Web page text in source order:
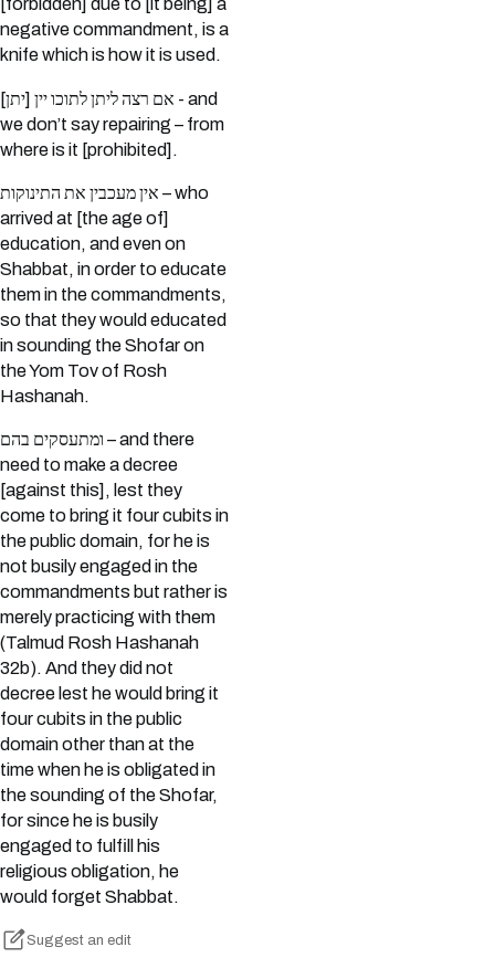
[forbidden] due to [it being] a
negative commandment, is a
knife which is how it is used.
אם רצה ליתן לתוכו יין [יתן] - and
we don’t say repairing – from
where is it [prohibited].
אין מעכבין את התינוקות – who
arrived at [the age of]
education, and even on
Shabbat, in order to educate
them in the commandments,
so that they would educated
in sounding the Shofar on
the Yom Tov of Rosh
Hashanah.
ומתעסקים בהם – and there
need to make a decree
[against this], lest they
come to bring it four cubits in
the public domain, for he is
not busily engaged in the
commandments but rather is
merely practicing with them
(Talmud Rosh Hashanah
32b). And they did not
decree lest he would bring it
four cubits in the public
domain other than at the
time when he is obligated in
the sounding of the Shofar,
for since he is busily
engaged to fulfill his
religious obligation, he
would forget Shabbat.
Suggest an edit